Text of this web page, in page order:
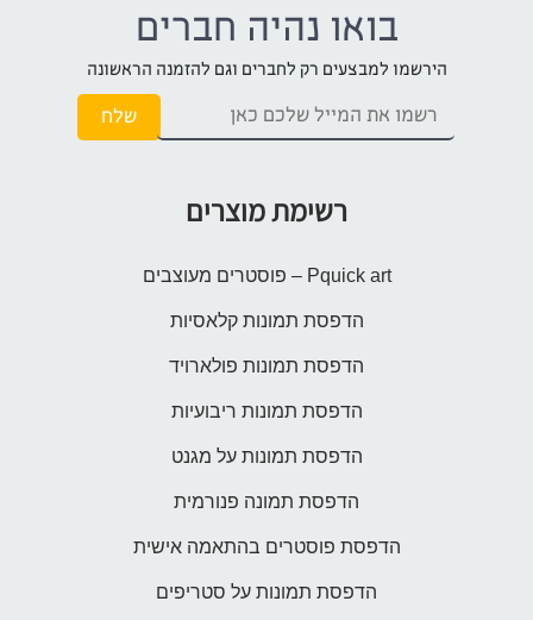
בואו נהיה חברים
הירשמו למבצעים רק לחברים וגם להזמנה הראשונה
רשימת מוצרים
Pquick art – פוסטרים מעוצבים
הדפסת תמונות קלאסיות
הדפסת תמונות פולארויד
הדפסת תמונות ריבועיות
הדפסת תמונות על מגנט
הדפסת תמונה פנורמית
הדפסת פוסטרים בהתאמה אישית
הדפסת תמונות על סטריפים